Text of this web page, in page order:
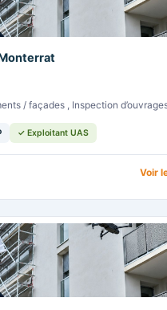
Inspection de bâtiments / façades , Inspection
✓ Exploitant UAS
Voir